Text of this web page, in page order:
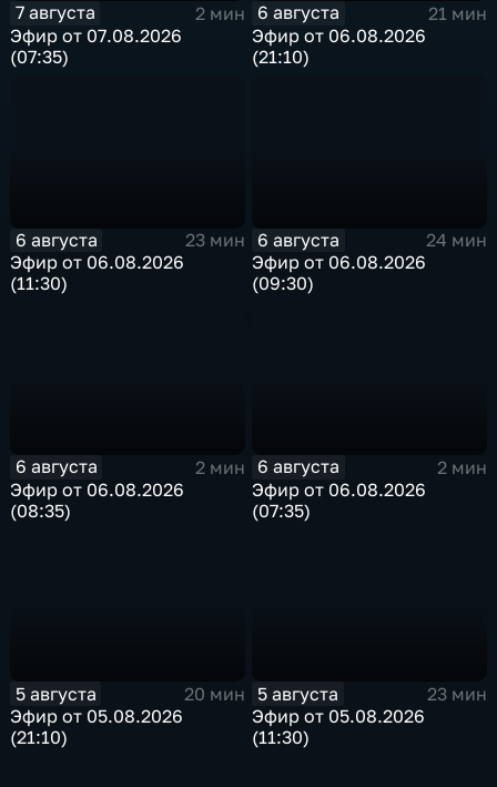
7 августа
2 мин
Эфир от 07.08.2026
(07:35)
6 августа
21 мин
Эфир от 06.08.2026
(21:10)
6 августа
23 мин
Эфир от 06.08.2026
(11:30)
6 августа
24 мин
Эфир от 06.08.2026
(09:30)
6 августа
2 мин
Эфир от 06.08.2026
(08:35)
6 августа
2 мин
Эфир от 06.08.2026
(07:35)
5 августа
20 мин
Эфир от 05.08.2026
(21:10)
5 августа
23 мин
Эфир от 05.08.2026
(11:30)